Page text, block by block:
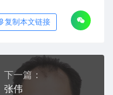
复制本文链接
下一篇：
张伟